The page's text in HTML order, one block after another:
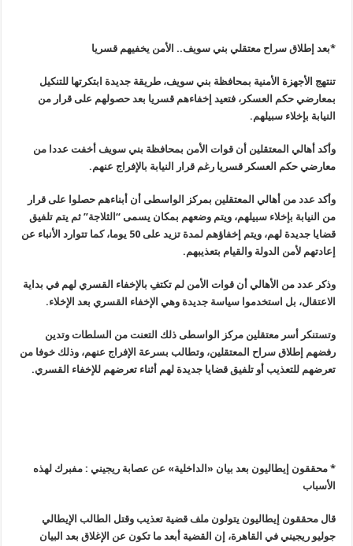
*بعد إطلاق سراح معتقلي بني سويف.. الأمن يخفيهم قسريا
تنتهج الأجهزة الأمنية بمحافظة بني سويف، طريقة جديدة ابتكرتها للتنكيل
بمعارضي حكم العسكر، فتعيد إخفاءهم قسريا بعد حصولهم على قرار من
النيابة بإخلاء سبيلهم.
وأكد أهالي المعتقلين أن قوات الأمن بمحافظة بني سويف أخفت عددا من
معارضي حكم العسكر قسريا رغم قرار النيابة بالإفراج عنهم.
وأكد عدد من أهالي المعتقلين بمركز الواسطى أن أبناءهم حصلوا على قرار
من النيابة بإخلاء سبيلهم، ويتم وضعهم بمكان يسمى “الثلاجة” ثم يتم تلفيق
قضايا جديدة لهم، ويتم إخفاؤهم لمدة تزيد على 50 يوما، كما تتوارد الأنباء عن
إعادتهم لأمن الدولة والقيام بتعذيبهم.
وذكر عدد من الأهالي أن قوات الأمن لم تكتفِ بالإخفاء القسري لهم في بداية
الاعتقال، بل استخدموا سياسة جديدة وهي الإخفاء القسري بعد الإخلاء.
وتستنكر أسر معتقلين مركز الواسطى ذلك التعنت من السلطات وتدين
رفضهم إطلاق سراح المعتقلين، وتطالب بسرعة الإفراج عنهم، وذلك خوفا من
تعرضهم للتعذيب أو تلفيق قضايا جديدة لهم أثناء تعرضهم للإخفاء القسري.
* محققون إيطاليون بعد بيان «الداخلية» عن عصابة ريجيني : مفبرك لهذه
الأسباب
قال محققون إيطاليون يتولون ملف قضية تعذيب وقتل الطالب الإيطالي
جوليو ريجيني في القاهرة، إن القضية أبعد ما تكون عن الإغلاق بعد البيان